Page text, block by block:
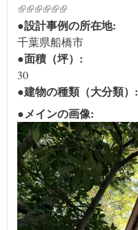
(link is external)
(link is external)
(link is external)
(link is external)
(link is external)
(link is external)
●設計事例の所在地:
千葉県船橋市
●面積（坪）:
30
●建物の種類（大分類）:
●メインの画像: